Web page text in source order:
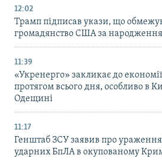
12:02
Трамп підписав укази, що
громадянство США за
11:39
«Укренерго» закликає до
протягом всього дня, особливо в
Одещині
11:17
Генштаб ЗСУ заявив про ураження
ударних БпЛА в окупованому